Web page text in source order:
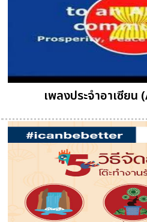
เพลงประจำอาเซียน